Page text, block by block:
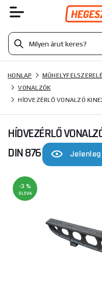
HONLAP
VONALZÓK
HÍDVEZÉRLŐ VONALZÓ
HÍDVEZÉRLŐ
DIN 876
-3 %
SLEVA